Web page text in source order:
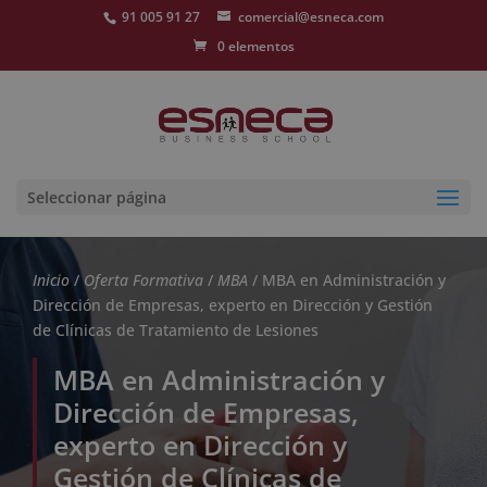
91 005 91 27
comercial@esneca.com
0 elementos
Seleccionar página
Inicio /Oferta Formativa / MBA / MBA en Administración y
Dirección de Empresas, experto en Dirección y Gestión
de Clínicas de Tratamiento de Lesiones
MBA en Administración y
Dirección de Empresas,
experto en Dirección y
Gestión de Clínicas de